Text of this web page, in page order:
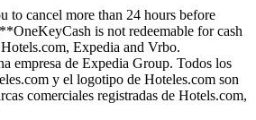
to cancel more than 24 hours before
**OneKeyCash is not redeemable for cash
Expedia and Vrbo.
empresa de Expedia Group. Todos los
y el logotipo de Hoteles.com son
comerciales registradas de Hotels.com,